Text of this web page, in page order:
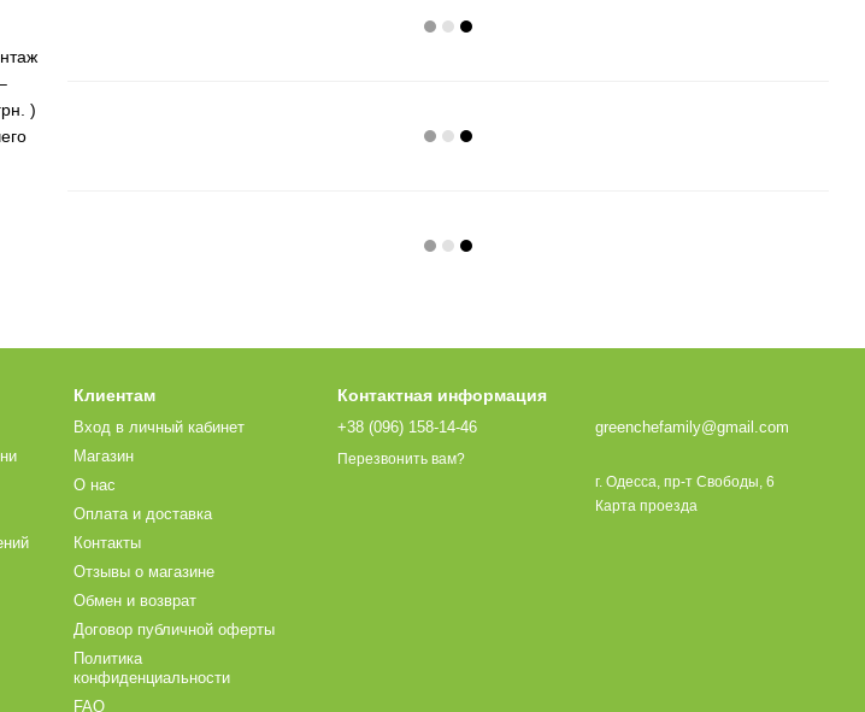
)
Клиентам
Вход в личный кабинет
Магазин
О нас
Оплата и доставка
Контакты
Отзывы о магазине
Обмен и возврат
Договор публичной оферты
Политика
конфиденциальности
FAQ
Контактная информация
+38 (096) 158-14-46
Перезвонить вам?
greenchefamily@gmail.com
г. Одесса, пр-т Свободы, 6
Карта проезда